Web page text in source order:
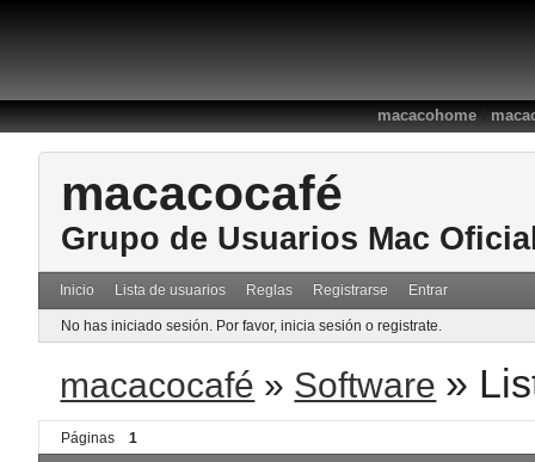
macacohome:
macacocafé
Grupo de Usuarios Mac
Inicio Lista de usuarios Reglas Registrarse Entrar
No has iniciado sesión. Por favor, inicia sesión o registrate.
macacocafé » Software »
Páginas 1